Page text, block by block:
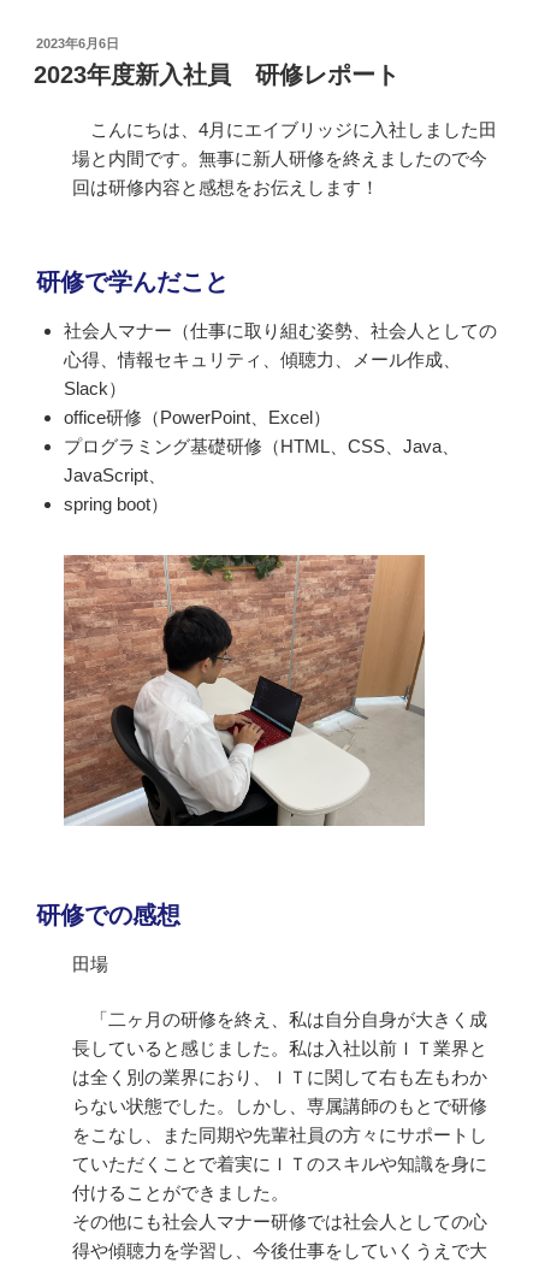
投
稿
日:
2023年6月6日
2023年度新入社員 研修レポート
こんにちは、4月にエイブリッジに入社しました田
場と内間です。無事に新人研修を終えましたので今
回は研修内容と感想をお伝えします！
研修で学んだこと
社会人マナー（仕事に取り組む姿勢、社会人としての
心得、情報セキュリティ、傾聴力、メール作成、
Slack）
office研修（PowerPoint、Excel）
プログラミング基礎研修（HTML、CSS、Java、
JavaScript、
spring boot）
研修での感想
田場
「二ヶ月の研修を終え、私は自分自身が大きく成
長していると感じました。私は入社以前ＩＴ業界と
は全く別の業界におり、ＩＴに関して右も左もわか
らない状態でした。しかし、専属講師のもとで研修
をこなし、また同期や先輩社員の方々にサポートし
ていただくことで着実にＩＴのスキルや知識を身に
付けることができました。
その他にも社会人マナー研修では社会人としての心
得や傾聴力を学習し、今後仕事をしていくうえで大